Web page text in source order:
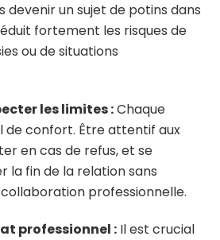
devenir un sujet de potins dans
fortement les risques de
ou de situations
les limites :Chaque
de confort. Être attentif aux
en cas de refus, et se
fin de la relation sans
professionnelle.
professionnel : Il est crucial